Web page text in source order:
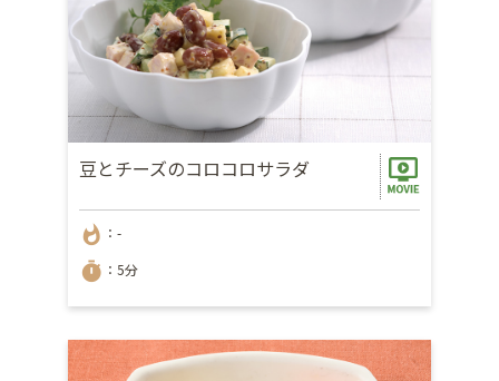
豆とチーズのコロコロサラダ
whatshot ：-
timer ：5分